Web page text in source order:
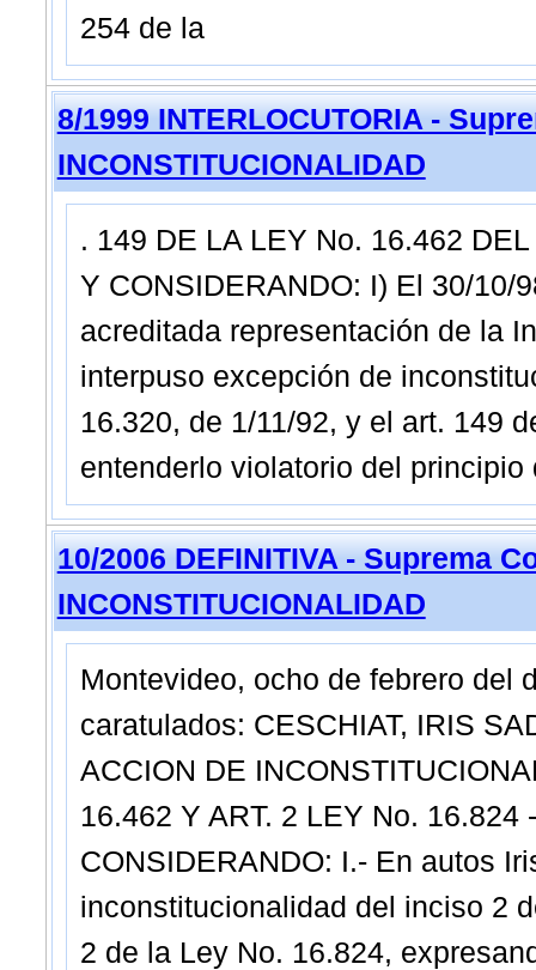
254 de la
8/1999 INTERLOCUTORIA -
INCONSTITUCIONALIDAD
. 149 DE LA LEY No. 16.462
Y CONSIDERANDO: I) El 30/10/
acreditada representación de la
interpuso excepción de
16.320, de 1/11/92, y el art. 149
entenderlo violatorio del
10/2006 DEFINITIVA - Suprema
INCONSTITUCIONALIDAD
Montevideo, ocho de febrero del
caratulados: CESCHIAT, IRIS
ACCION DE
16.462 Y ART. 2 LEY No. 16.824
CONSIDERANDO: I.- En autos
inconstitucionalidad del inciso 2
2 de la Ley No. 16.824,